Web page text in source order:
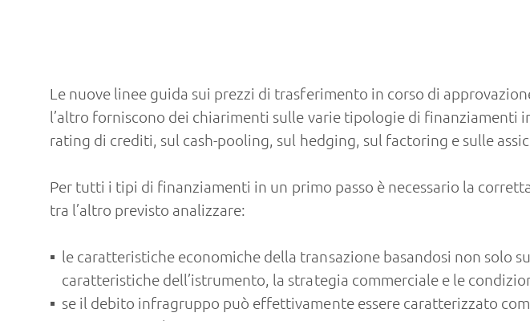
Le nuove linee guida sui prezzi di trasferimento in corso di
l’altro forniscono dei chiarimenti sulle varie tipologie di
rating di crediti, sul cash-pooling, sul hedging, sul factoring e sulle
Per tutti i tipi di finanziamenti in un primo passo è necessario la
tra l’altro previsto analizzare:
le caratteristiche economiche della transazione basandosi non solo
caratteristiche dell’istrumento, la strategia commerciale e le
se il debito infragruppo può effettivamente essere caratterizzato